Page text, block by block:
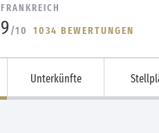
FRANKREICH
9/10 1034 BEWERTUNGEN
Unterkünfte